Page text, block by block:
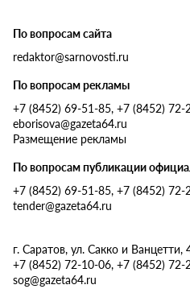
По вопросам сайта
redaktor@sarnovosti.ru
По вопросам рекламы
+7 (8452) 69-51-85, +7 (8452) 72-
eborisova@gazeta64.ru
Размещение рекламы
По вопросам публикации
+7 (8452) 69-51-85, +7 (8452) 72-
tender@gazeta64.ru
г. Саратов, ул. Сакко и Ванцетти,
+7 (8452) 72-10-06, +7 (8452) 72-
sog@gazeta64.ru